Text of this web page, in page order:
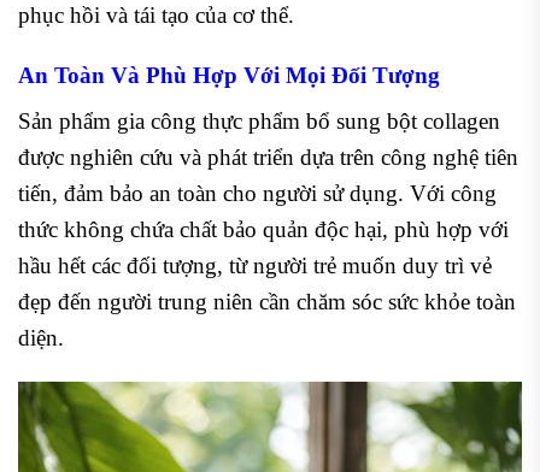
phục hồi và tái tạo của cơ thể.
An Toàn Và Phù Hợp Với Mọi Đối Tượng
Sản phẩm gia công thực phẩm bổ sung bột collagen
được nghiên cứu và phát triển dựa trên công nghệ tiên
tiến, đảm bảo an toàn cho người sử dụng. Với công
thức không chứa chất bảo quản độc hại, phù hợp với
hầu hết các đối tượng, từ người trẻ muốn duy trì vẻ
đẹp đến người trung niên cần chăm sóc sức khỏe toàn
diện.